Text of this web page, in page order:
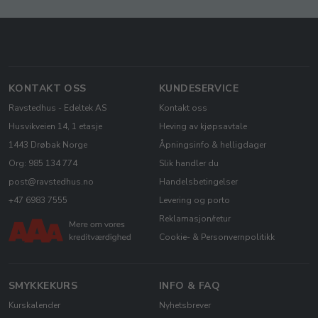
KONTAKT OSS
Ravstedhus - Edeltek AS
Husvikveien 14, 1 etasje
1443 Drøbak Norge
Org: 985 134 774
post@ravstedhus.no
+47 6983 7555
KUNDESERVICE
Kontakt oss
Heving av kjøpsavtale
Åpningsinfo & helligdager
Slik handler du
Handelsbetingelser
Levering og porto
Reklamasjon/retur
Cookie- & Personvernpolitikk
SMYKKEKURS
Kurskalender
INFO & FAQ
Nyhetsbrever